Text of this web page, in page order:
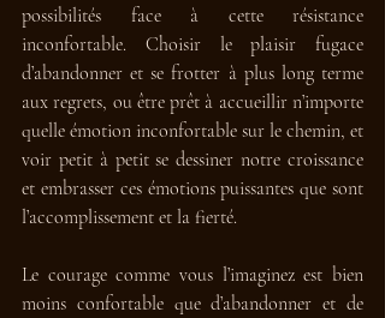
possibilités face à cette résistance
inconfortable. Choisir le plaisir fugace
d’abandonner et se frotter à plus long terme
aux regrets, ou être prêt à accueillir n’importe
quelle émotion inconfortable sur le chemin, et
voir petit à petit se dessiner notre croissance
et embrasser ces émotions puissantes que sont
l’accomplissement et la fierté.
Le courage comme vous l’imaginez est bien
moins confortable que d’abandonner et de